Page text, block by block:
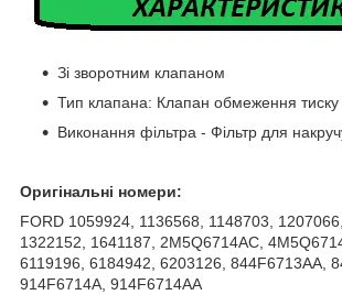
Зі зворотним клапаном
Тип клапана: Клапан обмеження тиску
Виконання фільтра - Фільтр для
Оригінальні номери:
FORD 1059924, 1136568, 1148703,
1322152, 1641187, 2M5Q6714AC,
6119196, 6184942, 6203126, 844F6713AA,
914F6714A, 914F6714AA